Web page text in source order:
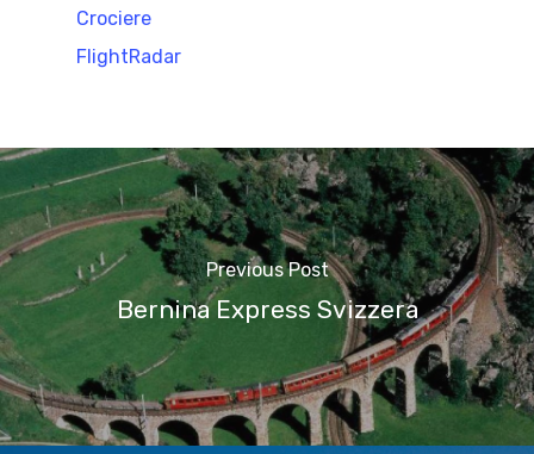
Crociere
FlightRadar
Previous Post
Bernina Express Svizzera